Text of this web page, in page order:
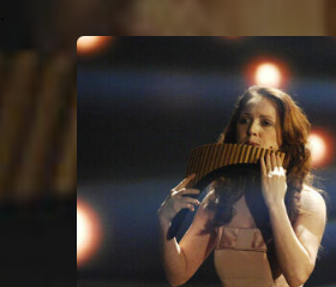
You're all set!